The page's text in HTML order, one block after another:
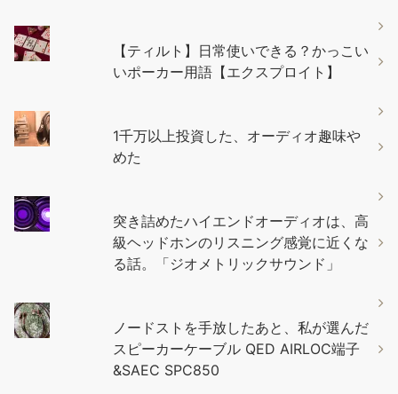
【ティルト】日常使いできる？かっこい
いポーカー用語【エクスプロイト】
1千万以上投資した、オーディオ趣味や
めた
突き詰めたハイエンドオーディオは、高
級ヘッドホンのリスニング感覚に近くな
る話。「ジオメトリックサウンド」
ノードストを手放したあと、私が選んだ
スピーカーケーブル QED AIRLOC端子
&SAEC SPC850